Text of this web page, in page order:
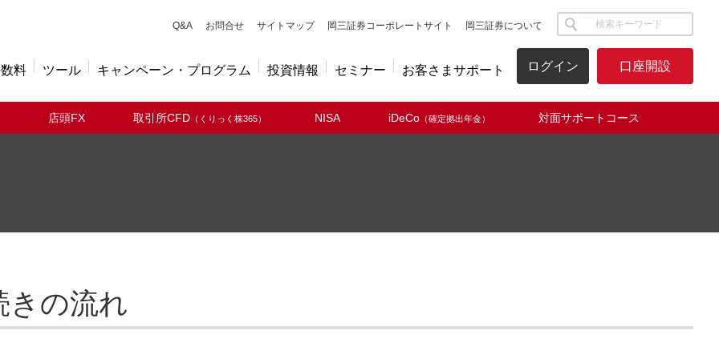
Q&Aキューアンドエー
お問合せ サイトマップ 岡三証券コーポレートサイト 岡三証券について サイト内検索
料 ツール キャンペーン・プログラム 投資情報 セミナー お客さまサポート ログイン 口座開設
店頭FX 取引所CFD（くりっく株365） NISA iDeCo（確定拠出年金） 対面サポートコース
きの流れ